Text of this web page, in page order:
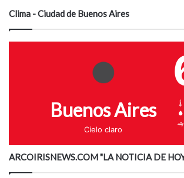
Clima - Ciudad de Buenos Aires
Buenos Aires
Cielo claro
ARCOIRISNEWS.COM "LA NOTICIA DE